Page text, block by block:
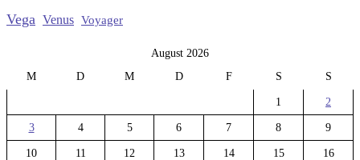
Vega Venus Voyager
August 2026
M
D M D F S S
1 2
3 4 5 6 7 8 9
10 11 12 13 14 15 16